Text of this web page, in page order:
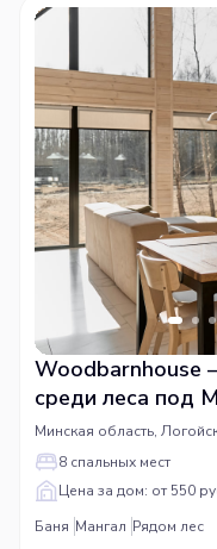
Woodbarnhouse
среди леса под
Минская область,
8 спальных мест
Цена за дом: от 550
Баня Мангал Рядом лес